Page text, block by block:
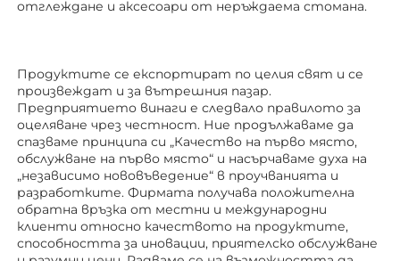
отглеждане и аксесоари от неръждаема стомана.
Продуктите се експортират по целия свят и се
произвеждат и за вътрешния пазар.
Предприятието винаги е следвало правилото за
оцеляване чрез честност. Ние продължаваме да
спазваме принципа си „Качество на първо място,
обслужване на първо място“ и насърчаваме духа на
„независимо нововъведение“ в проучванията и
разработките. Фирмата получава положителна
обратна връзка от местни и международни
клиенти относно качеството на продуктите,
способността за иновации, приятелско обслужване